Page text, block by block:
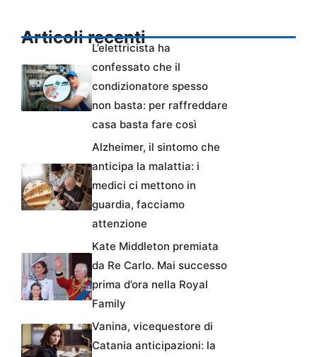
Articoli recenti
L’elettricista ha
confessato che il
condizionatore spesso
non basta: per raffreddare
casa basta fare così
Alzheimer, il sintomo che
anticipa la malattia: i
medici ci mettono in
guardia, facciamo
attenzione
Kate Middleton premiata
da Re Carlo. Mai successo
prima d’ora nella Royal
Family
Vanina, vicequestore di
Catania anticipazioni: la